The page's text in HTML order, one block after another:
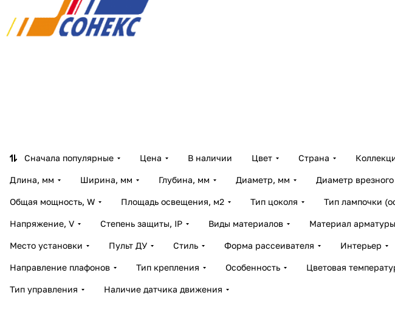
Сначала популярные Цена В наличии Цвет Страна
Длина, мм Ширина, мм Глубина, мм Диаметр, мм Диаметр
Общая мощность, W Площадь освещения, м2 Тип цоколя Тип лампочки
Напряжение, V Степень защиты, IP Виды материалов Материал арматуры
Место установки Пульт ДУ Стиль Форма рассеивателя Интерьер
Направление плафонов Тип крепления Особенность Цветовая
Тип управления Наличие датчика движения